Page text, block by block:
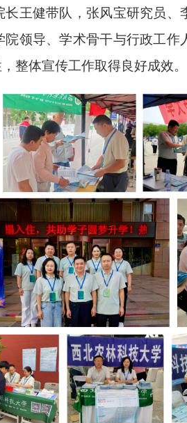
王健带队，张风宝研究员、
领导、学术骨干与行政工
整体宣传工作取得良好成效。